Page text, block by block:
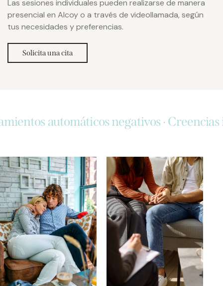
Las sesiones individuales pueden realizarse de manera
presencial en Alcoy o a través de videollamada, según
tus necesidades y preferencias.
Solicita una cita
automáticos negativos · Creencias